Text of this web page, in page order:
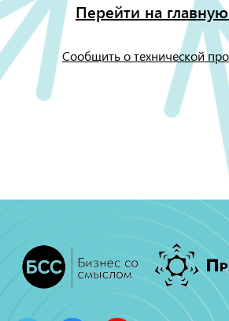
Перейти на
Сообщить о технической